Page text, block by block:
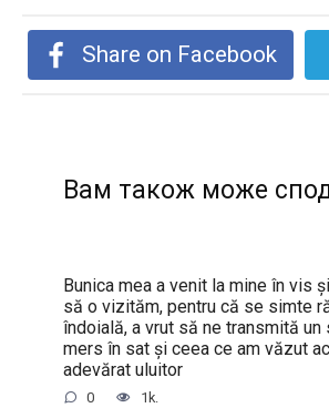
Share on Facebook
Вам також може
Bunica mea a venit la mine în vis
să o vizităm, pentru că se simte
îndoială, a vrut să ne transmită un
mers în sat și ceea ce am văzut
adevărat uluitor
0 1k.